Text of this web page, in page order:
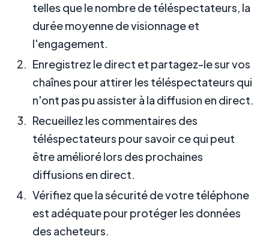
telles que le nombre de téléspectateurs, la
durée moyenne de visionnage et
l'engagement.
Enregistrez le direct et partagez-le sur vos
chaînes pour attirer les téléspectateurs qui
n'ont pas pu assister à la diffusion en direct.
Recueillez les commentaires des
téléspectateurs pour savoir ce qui peut
être amélioré lors des prochaines
diffusions en direct.
Vérifiez que la sécurité de votre téléphone
est adéquate pour protéger les données
des acheteurs.